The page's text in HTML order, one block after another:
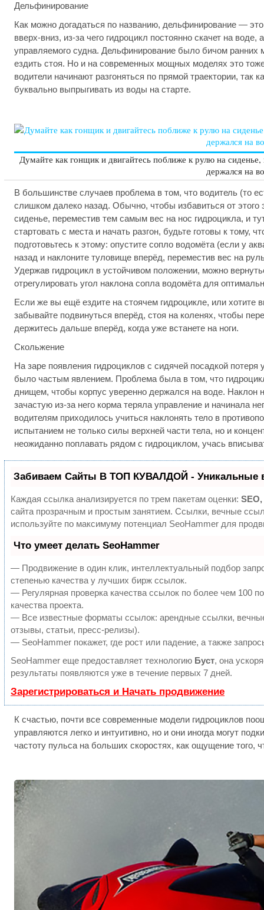
Дельфинирование
Как можно догадаться по названию, дельфинирование —
вверх-вниз, из-за чего гидроцикл постоянно скачет на воде,
управляемого судна. Дельфинирование было бичом ранних
ездить стоя. Но и на современных мощных моделях это
водители начинают разгоняться по прямой траектории, так
буквально выпрыгивать из воды на старте.
Думайте как гонщик и двигайтесь поближе к рулю на
держался на
В большинстве случаев проблема в том, что водитель (то
слишком далеко назад. Обычно, чтобы избавиться от
сиденье, переместив тем самым вес на нос гидроцикла, и
стартовать с места и начать разгон, будьте готовы к тому,
подготовьтесь к этому: опустите сопло водомёта (если у
назад и наклоните туловище вперёд, переместив вес на
Удержав гидроцикл в устойчивом положении, можно
отрегулировать угол наклона сопла водомёта для
Если же вы ещё ездите на стоячем гидроцикле, или хотите
забывайте подвинуться вперёд, стоя на коленях, чтобы
держитесь дальше вперёд, когда уже встанете на ноги.
Скольжение
На заре появления гидроциклов с сидячей посадкой
было частым явлением. Проблема была в том, что
днищем, чтобы корпус уверенно держался на воде. Наклон
зачастую из-за него корма теряла управление и начинала
водителям приходилось учиться наклонять тело в
испытанием не только силы верхней части тела, но и
неожиданно поплавать рядом с гидроциклом, учась
Забиваем Сайты В ТОП КУВАЛДОЙ - Уникальные
Каждая ссылка анализируется по трем пакетам оценки:
сайта прозрачным и простым занятием. Ссылки, вечные
используйте по максимуму потенциал SeoHammer для
Что умеет делать SeoHammer
— Продвижение в один клик, интеллектуальный подбор
степенью качества у лучших бирж ссылок.
— Регулярная проверка качества ссылок по более чем 100
качества проекта.
— Все известные форматы ссылок: арендные ссылки,
отзывы, статьи, пресс-релизы).
— SeoHammer покажет, где рост или падение, а также
SeoHammer еще предоставляет технологию Буст, она
результаты появляются уже в течение первых 7 дней.
Зарегистрироваться и Начать продвижение
К счастью, почти все современные модели гидроциклов
управляются легко и интуитивно, но и они иногда могут
частоту пульса на больших скоростях, как ощущение того,